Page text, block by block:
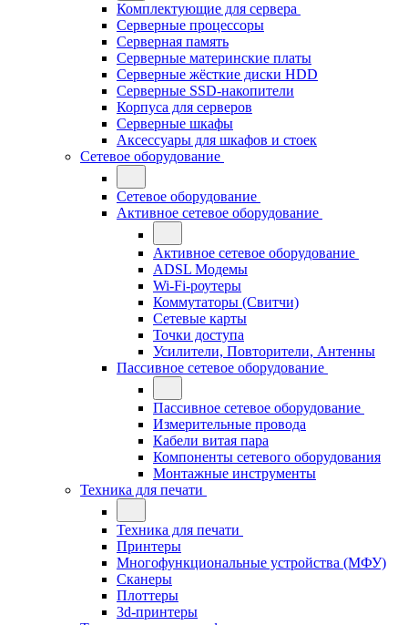
Комплектующие для сервера
Серверные процессоры
Серверная память
Серверные материнские платы
Серверные жёсткие диски HDD
Серверные SSD-накопители
Корпуса для серверов
Серверные шкафы
Аксессуары для шкафов и стоек
Сетевое оборудование
Сетевое оборудование
Активное сетевое оборудование
Активное сетевое оборудование
ADSL Модемы
Wi-Fi-роутеры
Коммутаторы (Свитчи)
Сетевые карты
Точки доступа
Усилители, Повторители, Антенны
Пассивное сетевое оборудование
Пассивное сетевое оборудование
Измерительные провода
Кабели витая пара
Компоненты сетевого оборудования
Монтажные инструменты
Техника для печати
Техника для печати
Принтеры
Многофункциональные устройства (МФУ)
Сканеры
Плоттеры
3d-принтеры